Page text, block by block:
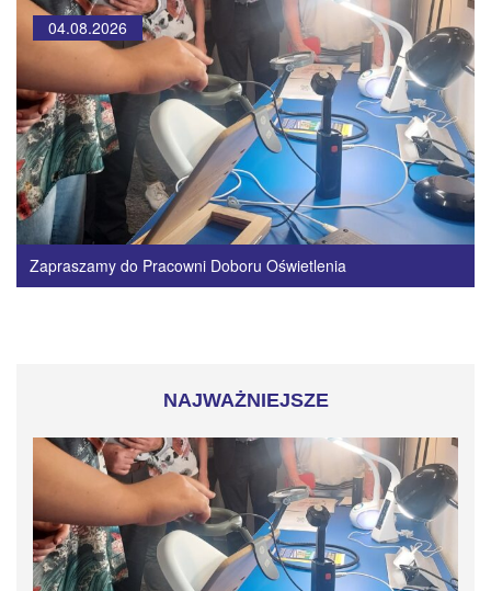
04.08.2026
Zapraszamy do Pracowni Doboru Oświetlenia
NAJWAŻNIEJSZE